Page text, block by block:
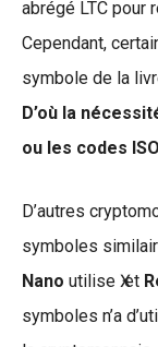
abrégé LTC pour
Cependant,
symbole de la
D’où la
ou les codes
D’autres
symboles
Nano utilise Ӿ et
symboles n’a